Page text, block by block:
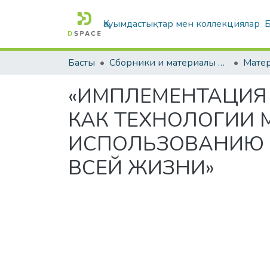
Қауымдастықтар мен коллекциялар
Басты Сборники и материалы конференций
КАК
ИСПОЛЬЗОВАНИЮ
ВСЕЙ ЖИЗНИ»